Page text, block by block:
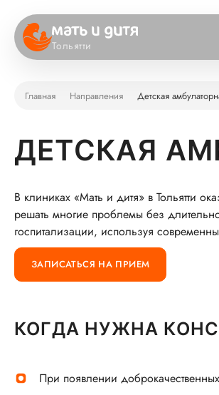
Тольятти
Главная Направления Детская
ДЕТСКАЯ
В клиниках «Мать и дитя» в Тольятти
решать многие проблемы без
госпитализации, используя
ЗАПИСАТЬСЯ НА ПРИЕМ
КОГДА НУЖНА
При появлении